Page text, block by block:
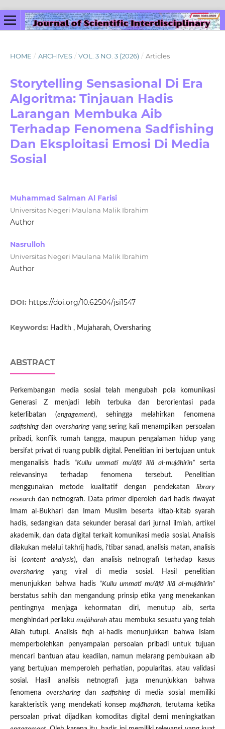
HOME / ARCHIVES / VOL. 3 NO. 3 (2026) / Articles
Storytelling Sensasional Di Era
Algoritma: Tinjauan Hadis
Larangan Membuka Aib
Terhadap Fenomena Sadfishing
Dan Eksploitasi Emosi Di Media
Sosial
Muhammad Salman Al Farisi
Universitas Negeri Maulana Malik Ibrahim
Author
Nasrulloh
Universitas Negeri Maulana Malik Ibrahim
Author
DOI: https://doi.org/10.62504/jsi1547
Keywords: Hadith , Mujaharah, Oversharing
ABSTRACT
Perkembangan media sosial telah mengubah pola komunikasi
Generasi Z menjadi lebih terbuka dan berorientasi pada
keterlibatan (engagement), sehingga melahirkan fenomena
sadfishingdan oversharingyang sering kali menampilkan persoalan
pribadi, konflik rumah tangga, maupun pengalaman hidup yang
bersifat privat di ruang publik digital. Penelitian ini bertujuan untuk
menganalisis hadis “Kullu ummatī mu‘āfā illā al-mujāhirīn” serta
relevansinya terhadap fenomena tersebut. Penelitian
menggunakan metode kualitatif dengan pendekatanlibrary
researchdan netnografi. Data primer diperoleh dari hadis riwayat
Imam al-Bukhari dan Imam Muslim beserta kitab-kitab syarah
hadis, sedangkan data sekunder berasal dari jurnal ilmiah, artikel
akademik, dan data digital terkait komunikasi media sosial. Analisis
dilakukan melalui takhrij hadis, i‘tibar sanad, analisis matan, analisis
isi (content analysis), dan analisis netnografi terhadap kasus
oversharingyang viral di media sosial. Hasil penelitian
menunjukkan bahwa hadis “Kullu ummatī mu‘āfā illā al-mujāhirīn”
berstatus sahih dan mengandung prinsip etika yang menekankan
pentingnya menjaga kehormatan diri, menutup aib, serta
menghindari perilakumujāharah atau membuka sesuatu yang telah
Allah tutupi. Analisis fiqh al-hadis menunjukkan bahwa Islam
memperbolehkan penyampaian persoalan pribadi untuk tujuan
mencari bantuan atau keadilan, namun melarang pembukaan aib
yang bertujuan memperoleh perhatian, popularitas, atau validasi
sosial. Hasil analisis netnografi juga menunjukkan bahwa
fenomena oversharingdan sadfishingdi media sosial memiliki
karakteristik yang mendekati konsepmujāharah, terutama ketika
persoalan privat dijadikan komoditas digital demi meningkatkan